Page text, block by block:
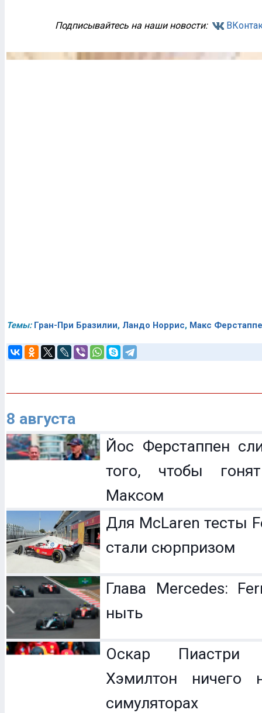
Подписывайтесь на наши новости:
Темы: Гран-При Бразилии, Ландо Норрис, Макс
8 августа
Йос Ферстаппен
того, чтобы
Максом
Для McLaren тесты
стали сюрпризом
Глава Mercedes:
ныть
Оскар Пиастри
Хэмилтон ничего
симуляторах